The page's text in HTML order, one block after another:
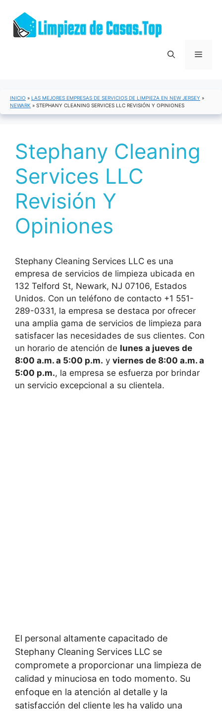
contenido
Menú
INICIO » LAS MEJORES EMPRESAS DE SERVICIOS DE LIMPIEZA EN NEW JERSEY »
NEWARK » STEPHANY CLEANING SERVICES LLC REVISIÓN Y OPINIONES
Stephany Cleaning
Services LLC
Revisión Y
Opiniones
Stephany Cleaning Services LLC es una
empresa de servicios de limpieza ubicada en
132 Telford St, Newark, NJ 07106, Estados
Unidos. Con un teléfono de contacto +1 551-
289-0331, la empresa se destaca por ofrecer
una amplia gama de servicios de limpieza para
satisfacer las necesidades de sus clientes. Con
un horario de atención de lunes a jueves de
8:00 a.m. a 5:00 p.m. y viernes de 8:00 a.m. a
5:00 p.m., la empresa se esfuerza por brindar
un servicio excepcional a su clientela.
El personal altamente capacitado de
Stephany Cleaning Services LLC se
compromete a proporcionar una limpieza de
calidad y minuciosa en todo momento. Su
enfoque en la atención al detalle y la
satisfacción del cliente les ha valido una